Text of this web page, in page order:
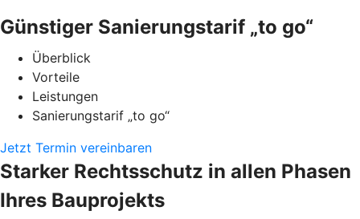
Günstiger Sanierungstarif „to go“
Überblick
Vorteile
Leistungen
Sanierungstarif „to go“
Jetzt Termin vereinbaren
Starker Rechtsschutz in allen Phasen
Ihres Bauprojekts